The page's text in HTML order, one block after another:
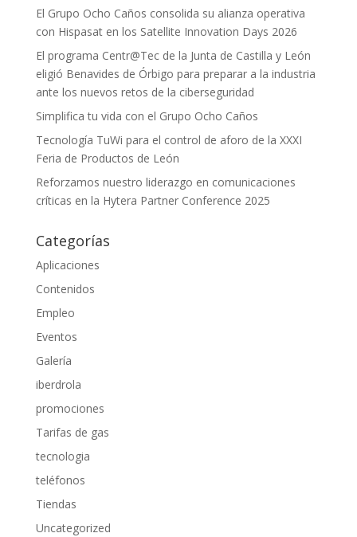
El Grupo Ocho Caños consolida su alianza operativa
con Hispasat en los Satellite Innovation Days 2026
El programa Centr@Tec de la Junta de Castilla y León
eligió Benavides de Órbigo para preparar a la industria
ante los nuevos retos de la ciberseguridad
Simplifica tu vida con el Grupo Ocho Caños
Tecnología TuWi para el control de aforo de la XXXI
Feria de Productos de León
Reforzamos nuestro liderazgo en comunicaciones
críticas en la Hytera Partner Conference 2025
Categorías
Aplicaciones
Contenidos
Empleo
Eventos
Galería
iberdrola
promociones
Tarifas de gas
tecnologia
teléfonos
Tiendas
Uncategorized